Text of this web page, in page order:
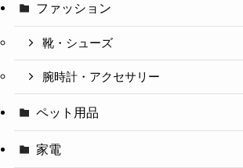
ファッション
靴・シューズ
腕時計・アクセサリー
ペット用品
家電